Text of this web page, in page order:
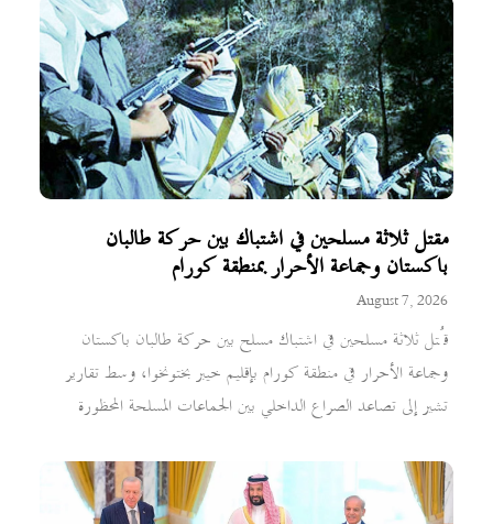
مقتل ثلاثة مسلحين في اشتباك بين حركة طالبان
باكستان وجماعة الأحرار بمنطقة كورام
August 7, 2026
قُتل ثلاثة مسلحين في اشتباك مسلح بين حركة طالبان باكستان
وجماعة الأحرار في منطقة كورام بإقليم خيبر بختونخوا، وسط تقارير
تشير إلى تصاعد الصراع الداخلي بين الجماعات المسلحة المحظورة